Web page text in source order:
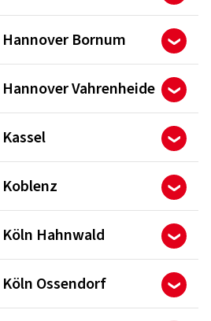
Bornum
Vahrenheide
Hahnwald
Ossendorf